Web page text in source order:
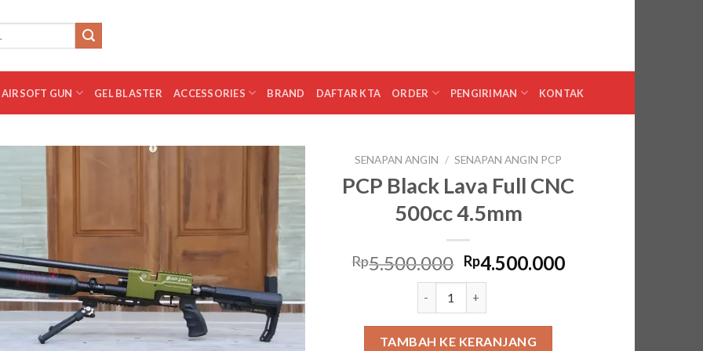
AIRSOFT GUN GEL BLASTER ACCESSORIES BRAND DAFTAR KTA ORDER PENGIRIMAN KONTAK
Add to
SENAPAN ANGIN / SENAPAN ANGIN PCP
PCP Black Lava Full CNC
500cc 4.5mm
Rp5.500.000 Harga
aslinya
adalah:
Rp5.500.000.
Rp4.500.000Harga
TAMBAH KE KERANJANG